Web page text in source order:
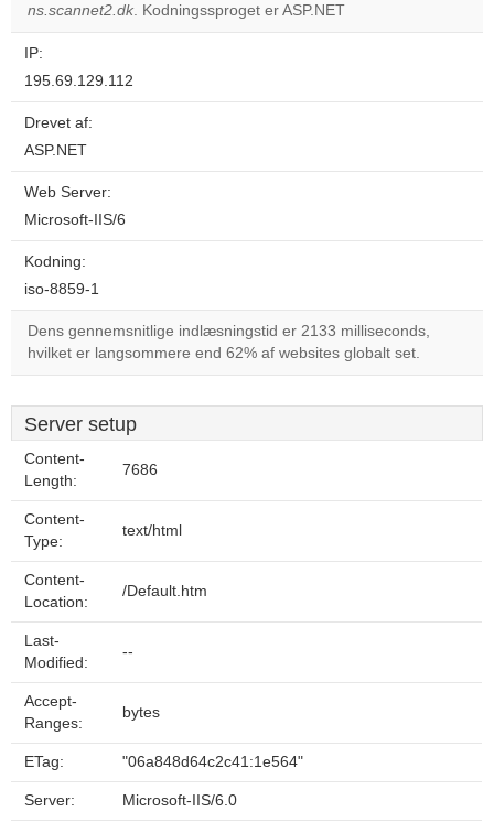
own this
ns.scannet2.dk. Kodningssproget er ASP.NET
IP:
195.69.129.112
Drevet af:
ASP.NET
Web Server:
Microsoft-IIS/6
Kodning:
iso-8859-1
Dens gennemsnitlige indlæsningstid er 2133 milliseconds,
hvilket er langsommere end 62% af websites globalt set.
Server setup
Content-
Length:
7686
Content-
Type:
text/html
Content-
Location:
/Default.htm
Last-
Modified:
--
Accept-
Ranges:
bytes
ETag: "06a848d64c2c41:1e564"
Server: Microsoft-IIS/6.0